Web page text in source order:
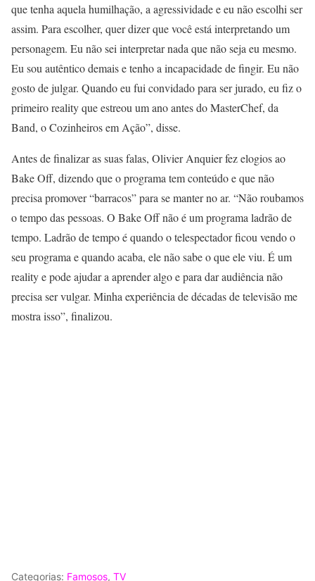
que tenha aquela humilhação, a agressividade e eu não escolhi ser
assim. Para escolher, quer dizer que você está interpretando um
personagem. Eu não sei interpretar nada que não seja eu mesmo.
Eu sou autêntico demais e tenho a incapacidade de fingir. Eu não
gosto de julgar. Quando eu fui convidado para ser jurado, eu fiz o
primeiro reality que estreou um ano antes do MasterChef, da
Band, o Cozinheiros em Ação”, disse.
Antes de finalizar as suas falas, Olivier Anquier fez elogios ao
Bake Off, dizendo que o programa tem conteúdo e que não
precisa promover “barracos” para se manter no ar. “Não roubamos
o tempo das pessoas. O Bake Off não é um programa ladrão de
tempo. Ladrão de tempo é quando o telespectador ficou vendo o
seu programa e quando acaba, ele não sabe o que ele viu. É um
reality e pode ajudar a aprender algo e para dar audiência não
precisa ser vulgar. Minha experiência de décadas de televisão me
mostra isso”, finalizou.
Categorias: Famosos, TV